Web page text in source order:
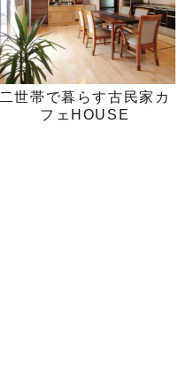
二世帯で暮らす古民家カ
フェHOUSE